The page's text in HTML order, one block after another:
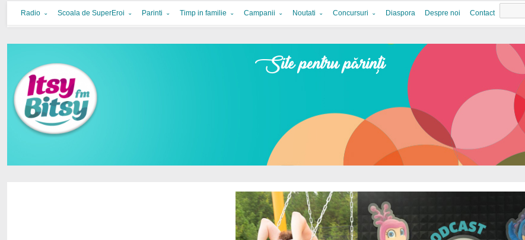
Itsy Bitsy
bucurie in familie
Radio Scoala de SuperEroi Parinti Timp in familie Campanii Noutati Concursuri Diaspora Despre noi Contact